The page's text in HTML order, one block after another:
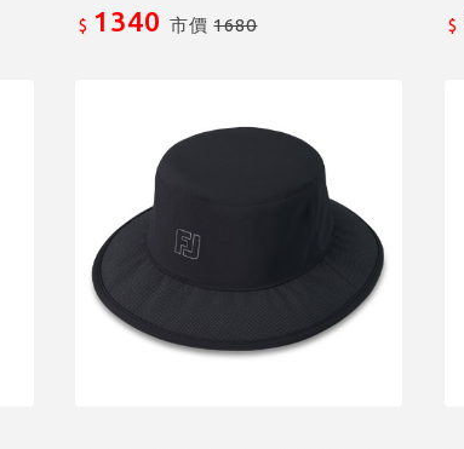
$ 1340 市價1680 $